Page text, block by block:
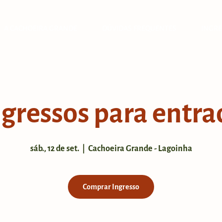
para
sáb., 12 de set.
  |
Cachoeira Grande - Lagoinha
Comprar Ingresso